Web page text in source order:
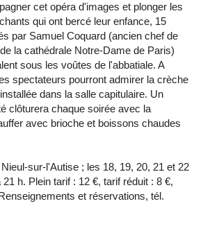
cet opéra d'images et plonger les
qui ont bercé leur enfance, 15
par Samuel Coquard (ancien chef de
la cathédrale Notre-Dame de Paris)
sous les voûtes de l'abbatiale. A
spectateurs pourront admirer la crèche
dans la salle capitulaire. Un
clôturera chaque soirée avec la
avec brioche et boissons chaudes
sur-l'Autise ; les 18, 19, 20, 21 et 22
h. Plein tarif : 12 €, tarif réduit : 8 €,
et réservations, tél.